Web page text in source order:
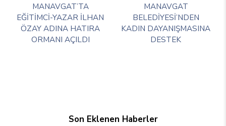
MANAVGAT’TA
EĞİTİMCİ-YAZAR İLHAN
ÖZAY ADINA HATIRA
ORMANI AÇILDI
MANAVGAT
BELEDİYESİ’NDEN
KADIN DAYANIŞMASINA
DESTEK
Son Eklenen Haberler